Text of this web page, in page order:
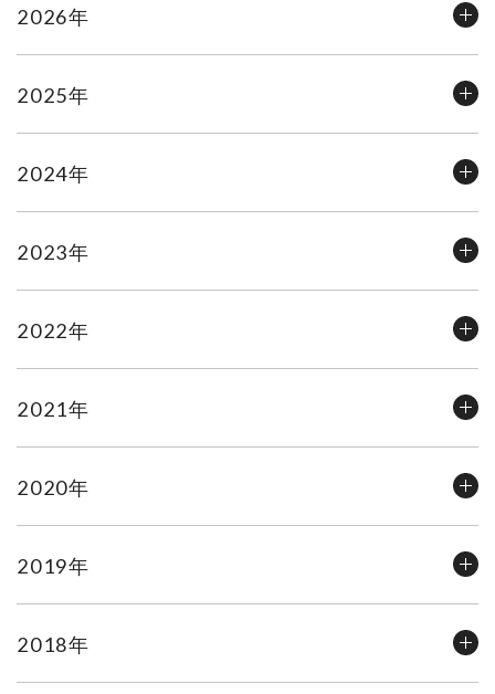
2026年
2025年
2024年
2023年
2022年
2021年
2020年
2019年
2018年